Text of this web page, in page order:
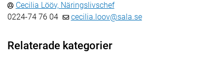
Cecilia Lööv, Näringslivschef
0224-74 76 04
cecilia.loov@sala.se
Relaterade kategorier